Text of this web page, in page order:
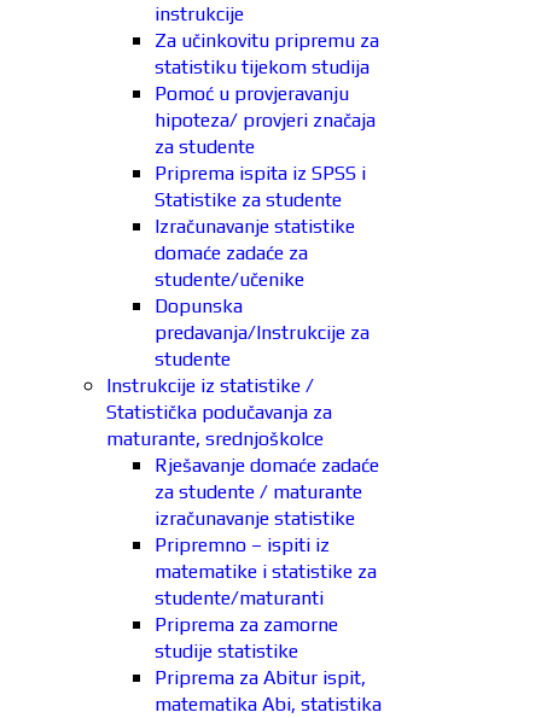
instrukcije
Za učinkovitu pripremu za
statistiku tijekom studija
Pomoć u provjeravanju
hipoteza/ provjeri značaja
za studente
Priprema ispita iz SPSS i
Statistike za studente
Izračunavanje statistike
domaće zadaće za
studente/učenike
Dopunska
predavanja/Instrukcije za
studente
Instrukcije iz statistike /
Statistička podučavanja za
maturante, srednjoškolce
Rješavanje domaće zadaće
za studente / maturante
izračunavanje statistike
Pripremno – ispiti iz
matematike i statistike za
studente/maturanti
Priprema za zamorne
studije statistike
Priprema za Abitur ispit,
matematika Abi, statistika